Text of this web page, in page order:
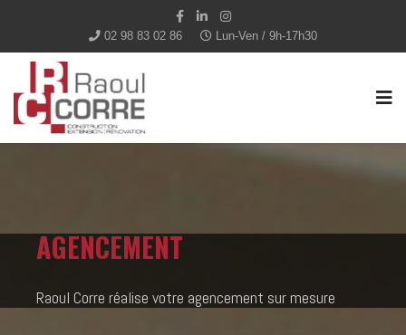
02 98 83 02 86 Lun-Ven / 9h-17h30
AGENCEMENT
Raoul Corre réalise votre agencement sur mesure